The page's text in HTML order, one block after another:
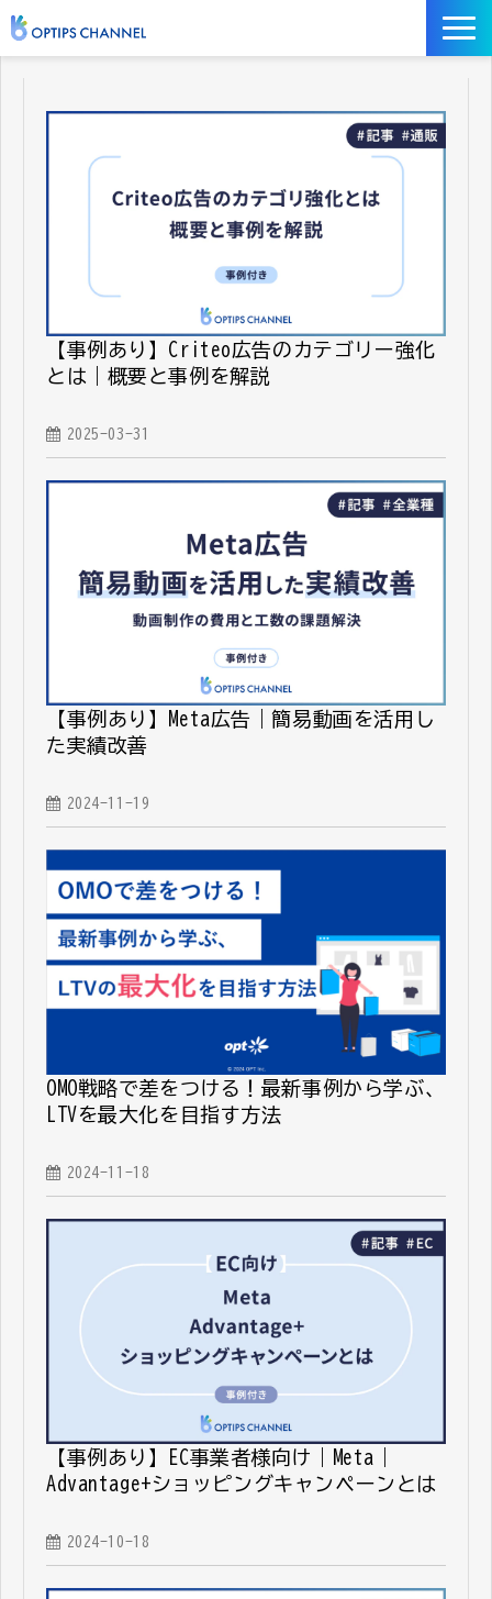
お役立ち資料
サービス／ツール
【事例あり】Criteo広告のカテゴリー強化
とは｜概要と事例を解説
2025-03-31
【事例あり】Meta広告｜簡易動画を活用し
た実績改善
2024-11-19
OMO戦略で差をつける！最新事例から学ぶ、
LTVを最大化を目指す方法
2024-11-18
【事例あり】EC事業者様向け｜Meta｜
Advantage+ショッピングキャンペーンとは
2024-10-18